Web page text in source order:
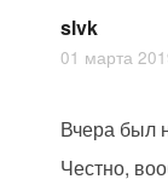
slvk
01 марта
Вчера был
Честно,